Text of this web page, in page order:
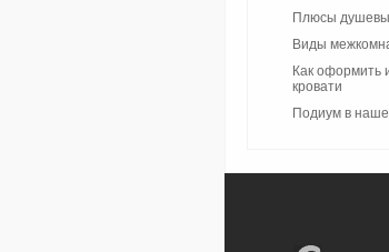
Плюсы
Виды
Как оформить
кровати
Подиум в